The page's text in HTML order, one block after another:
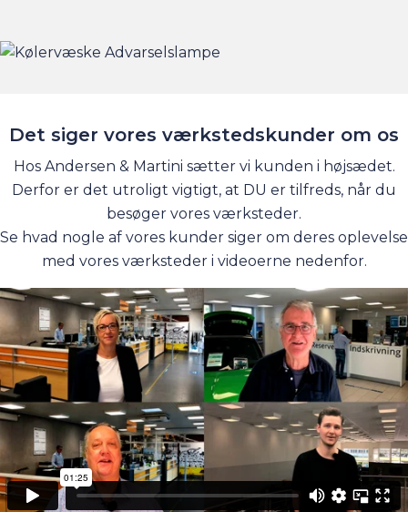
Det siger vores værkstedskunder om os
Hos Andersen & Martini sætter vi kunden i højsædet.
Derfor er det utroligt vigtigt, at DU er tilfreds, når du
besøger vores værksteder.
Se hvad nogle af vores kunder siger om deres oplevelse
med vores værksteder i videoerne nedenfor.